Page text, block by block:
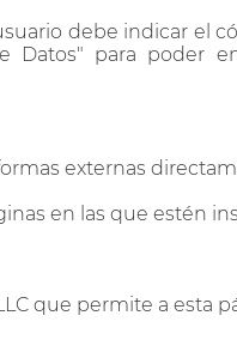
debe indicar el
para poder
externas
en las que estén
que permite a esta